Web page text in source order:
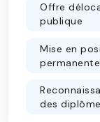
Offre
publique
Mise en
permanente
des